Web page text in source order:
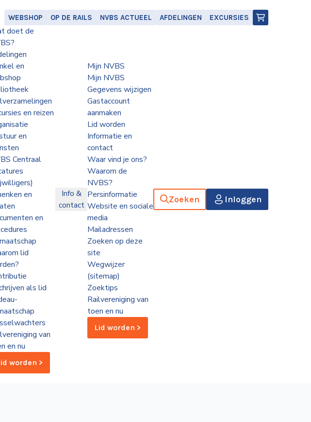
WEBSHOP OP DE RAILS NVBS ACTUEEL AFDELINGEN EXCURSIES
doet de
en
en reizen
en
Centraal
en
en
lid
als lid
van
en nu
worden >
Info &
contact
Mijn NVBS
Mijn NVBS
Gegevens wijzigen
Gastaccount
aanmaken
Lid worden
Informatie en
contact
Waar vind je ons?
Waarom de
NVBS?
Persinformatie
Website en sociale
media
Mailadressen
Zoeken op deze
site
Wegwijzer
(sitemap)
Zoektips
Railvereniging van
toen en nu
Lid worden >
Zoeken Inloggen